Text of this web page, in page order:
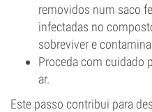
removidos num saco
infectadas no
sobreviver e
Proceda com cuidado
ar.
Este passo contribui para